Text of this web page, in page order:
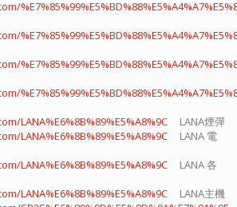
LANA%E6%8B%89%E5%A8%9C LANA煙彈
LANA%E6%8B%89%E5%A8%9C LANA 電
LANA%E6%8B%89%E5%A8%9C LANA 各
LANA%E6%8B%89%E5%A8%9C LANA主機